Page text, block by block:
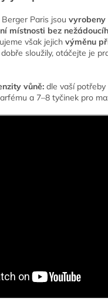
Berger Paris jsouvyrobeny
místnosti bez
však jejich výměnu
sloužily, otáčejte je
vůně: dle vaší
a 7–8 tyčinek pro